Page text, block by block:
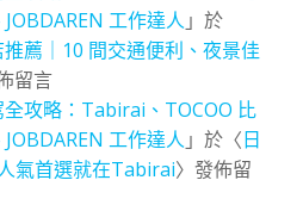
工作達人 」於
薦｜10 間交通便利、夜景佳
留言
攻略：Tabirai、TOCOO 比
工作達人 」於〈日
氣首選就在Tabirai〉發佈留